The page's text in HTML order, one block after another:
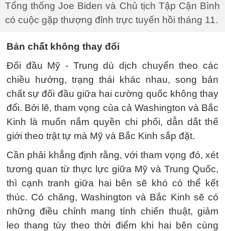
Tổng thống Joe Biden và Chủ tịch Tập Cận Bình
có cuộc gặp thượng đỉnh trực tuyến hồi tháng 11.
Bản chất không thay đổi
Đối đầu Mỹ - Trung dù dịch chuyển theo các
chiều hướng, trạng thái khác nhau, song bản
chất sự đối đầu giữa hai cường quốc không thay
đổi. Bởi lẽ, tham vọng của cả Washington và Bắc
Kinh là muốn nắm quyền chi phối, dẫn dắt thế
giới theo trật tự mà Mỹ và Bắc Kinh sắp đặt.
Cần phải khẳng định rằng, với tham vọng đó, xét
tương quan từ thực lực giữa Mỹ và Trung Quốc,
thì cạnh tranh giữa hai bên sẽ khó có thể kết
thúc. Có chăng, Washington và Bắc Kinh sẽ có
những điều chỉnh mang tính chiến thuật, giảm
leo thang tùy theo thời điểm khi hai bên cùng